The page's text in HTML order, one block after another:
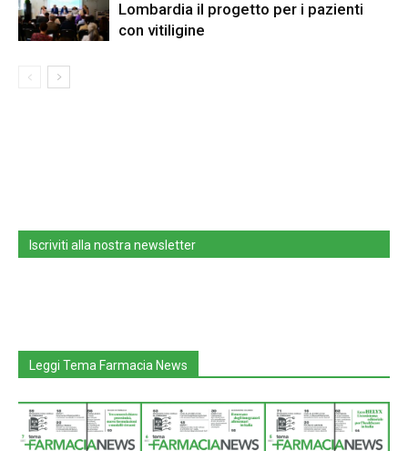
Lombardia il progetto per i pazienti
con vitiligine
Iscriviti alla nostra newsletter
Leggi Tema Farmacia News